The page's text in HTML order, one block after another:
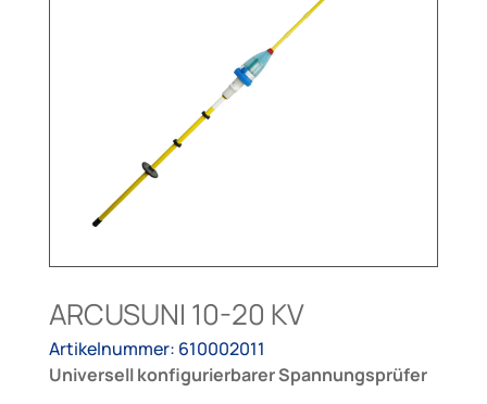
ARCUSUNI 10-20 KV
Artikelnummer: 610002011
Universell konfigurierbarer Spannungsprüfer